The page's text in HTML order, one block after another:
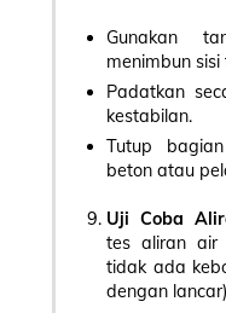
Gunakan
menimbun sisi
Padatkan
kestabilan.
Tutup
beton atau
Uji Coba
tes aliran air
tidak ada
dengan lancar)